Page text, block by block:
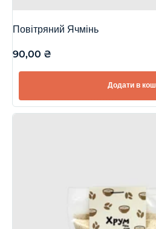
Повітряний Ячмінь
90,00 ₴
Додати в